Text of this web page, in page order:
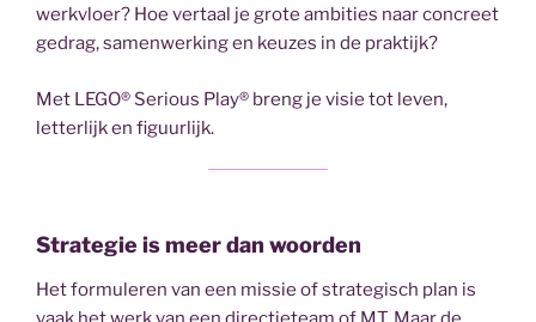
werkvloer? Hoe vertaal je grote ambities naar concreet
gedrag, samenwerking en keuzes in de praktijk?
Met LEGO® Serious Play® breng je visie tot leven,
letterlijk en figuurlijk.
Strategie is meer dan woorden
Het formuleren van een missie of strategisch plan is